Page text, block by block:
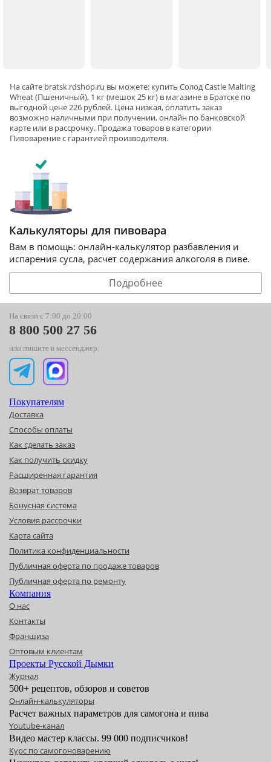
На сайте bratsk.rdshop.ru вы можете: купить Солод Castle Malting
Wheat (Пшеничный), 1 кг (мешок 25 кг) в магазине в Братске по
выгодной цене 226 рублей. Цена низкая, оплатить заказ
возможно наличными при получении, онлайн по банковской
карте или в рассрочку. Продажа товаров в категории
Пивоварениес гарантией производителя.
Калькуляторы для пивовара
Вам в помощь: онлайн-калькулятор разбавления и
испарения сусла, расчет содержания алкоголя в пиве.
Подробнее
На связи с 7:00 до 20:00
8 800 500 27 56
или пишите в мессенджер:
Покупателям
Доставка
Способы оплаты
Как сделать заказ
Как получить скидку
Расширенная гарантия
Возврат товаров
Бонусная система
Условия рассрочки
Карта сайта
Политика конфиденциальности
Публичная оферта по продаже товаров
Публичная оферта по ремонту
Компания
О нас
Контакты
Франшиза
Оптовым клиентам
Проекты Русской Дымки
Журнал
500+ рецептов, обзоров и советов
Онлайн-калькуляторы
Расчет важных параметров для самогона и пива
Youtube-канал
Видео мастер классы. 99 000 подписчиков!
Курс по самогоноварению